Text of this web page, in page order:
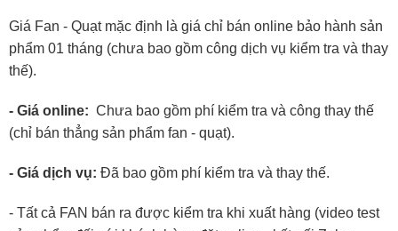
Giá Fan - Quạt mặc định là giá chỉ bán online bảo hành sản
phẩm 01 tháng (chưa bao gồm công dịch vụ kiểm tra và thay
thế).
- Giá online: Chưa bao gồm phí kiểm tra và công thay thế
(chỉ bán thẳng sản phẩm fan - quạt).
- Giá dịch vụ: Đã bao gồm phí kiểm tra và thay thế.
- Tất cả FAN bán ra được kiểm tra khi xuất hàng (video test